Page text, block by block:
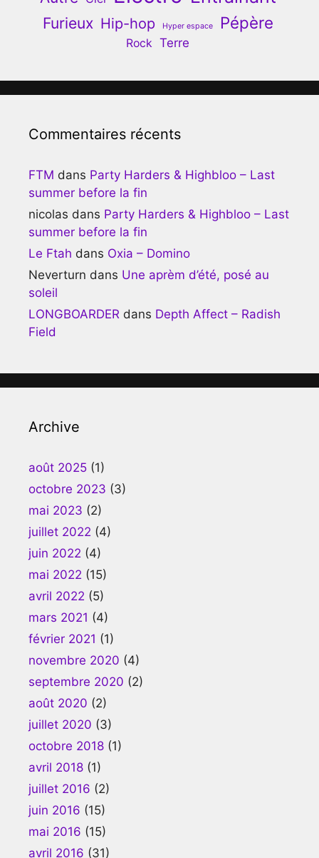
Furieux Hip-hop Hyper espace Pépère
Rock Terre
Commentaires récents
FTM dans Party Harders & Highbloo – Last
summer before la fin
nicolas dans Party Harders & Highbloo – Last
summer before la fin
Le Ftah dans Oxia – Domino
Neverturn dans Une aprèm d’été, posé au
soleil
LONGBOARDER dans Depth Affect – Radish
Field
Archive
août 2025 (1)
octobre 2023 (3)
mai 2023 (2)
juillet 2022 (4)
juin 2022 (4)
mai 2022 (15)
avril 2022 (5)
mars 2021 (4)
février 2021 (1)
novembre 2020 (4)
septembre 2020 (2)
août 2020 (2)
juillet 2020 (3)
octobre 2018 (1)
avril 2018 (1)
juillet 2016 (2)
juin 2016 (15)
mai 2016 (15)
avril 2016 (31)